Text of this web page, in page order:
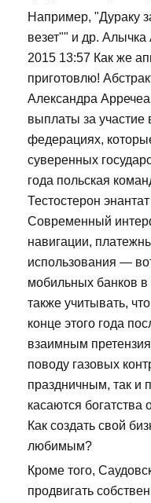
Например, "Дураку
везет"" и др.
2015 13:57 Как же
приготовлю!
Александра
выплаты за
федерациях,
суверенных
года польская
Тестостерон
Современный
навигации,
использования —
мобильных банков
также учитывать,
конце этого года
взаимным
поводу газовых
праздничным, так и
касаются богатства
Как создать свой
любимым?
Кроме того,
продвигать